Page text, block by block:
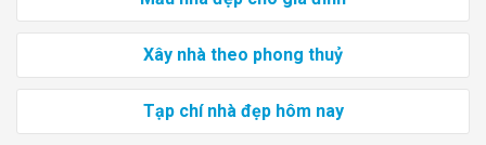
Xây nhà theo phong thuỷ
Tạp chí nhà đẹp hôm nay